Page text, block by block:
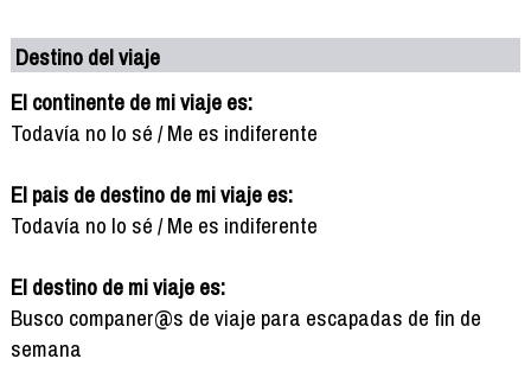
Destino del viaje
El continente de mi viaje es:
Todavía no lo sé / Me es indiferente
El pais de destino de mi viaje es:
Todavía no lo sé / Me es indiferente
El destino de mi viaje es:
Busco companer@s de viaje para escapadas de fin de
semana